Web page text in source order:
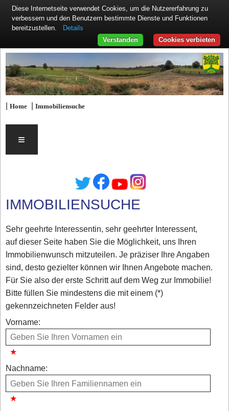
|Home |Immobiliensuche
≡
IMMOBILIENSUCHE
Sehr geehrte Interessentin, sehr geehrter Interessent,
auf dieser Seite haben Sie die Möglichkeit, uns Ihren
Immobilienwunsch mitzuteilen. Je präziser Ihre Angaben
sind, desto gezielter können wir Ihnen Angebote machen.
Für Sie also der erste Schritt auf dem Weg zur Immobilie!
Bitte füllen Sie mindestens die mit einem (*)
gekennzeichneten Felder aus!
Vorname:
Nachname:
Diese Internetseite verwendet Cookies, um die Nutzererfahrung zu
verbessern und den Benutzern bestimmte Dienste und Funktionen
bereitzustellen.
Details
Cookies verbieten
Verstanden